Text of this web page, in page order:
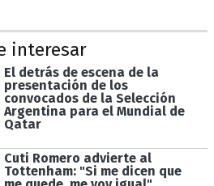
interesar
El detrás de escena de la
presentación de los
convocados de la Selección
Argentina para el Mundial de
Qatar
Cuti Romero advierte al
Tottenham: "Si me dicen que